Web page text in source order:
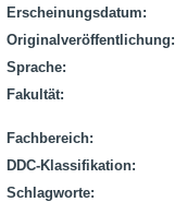
Erscheinungsdatum:
Originalveröffentlichung:
Sprache:
Fakultät:
Fachbereich:
DDC-Klassifikation:
Schlagworte: